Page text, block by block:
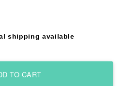
shipping available
TO CART